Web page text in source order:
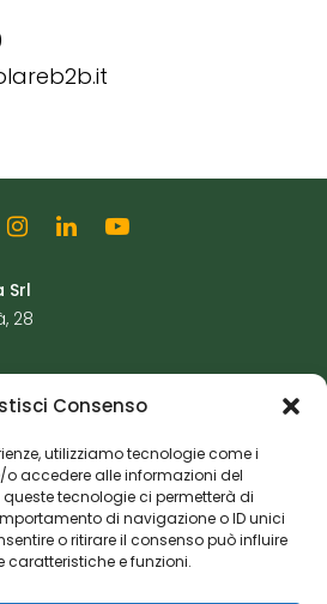
Consenso
utilizziamo tecnologie come i
o accedere alle informazioni del
tecnologie ci permetterà di
di navigazione o ID unici
o ritirare il consenso può influire
e funzioni.
Srl
28